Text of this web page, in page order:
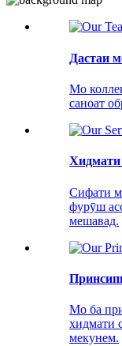
Дастаи
Мо
саноат
Сифати
фурӯш
мешавад.
Мо ба
хидмати
мекунем.